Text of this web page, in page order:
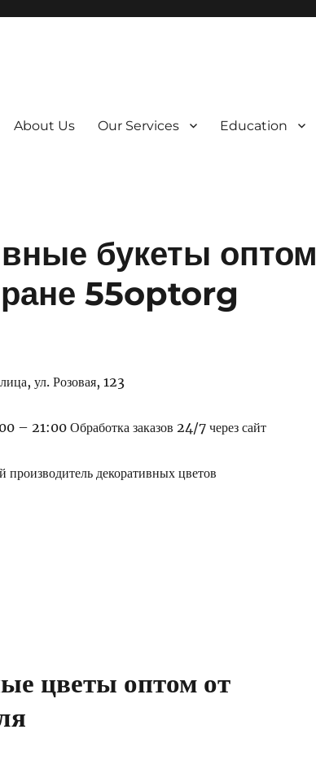
About Us Our Services Education
букеты оптом
55optorg
ул. Розовая, 123
– 21:00 Обработка заказов 24/7 через сайт
декоративных цветов
цветы оптом от